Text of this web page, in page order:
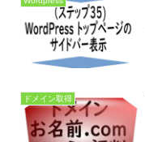
ドメイン取得